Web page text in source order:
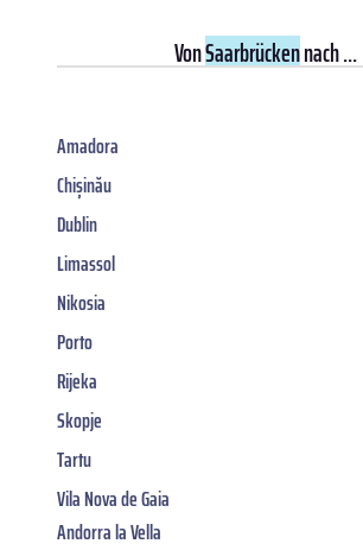
VonSaarbrückennach ...
Amadora
Chișinău
Dublin
Limassol
Nikosia
Porto
Rijeka
Skopje
Tartu
Vila Nova de Gaia
Andorra la Vella